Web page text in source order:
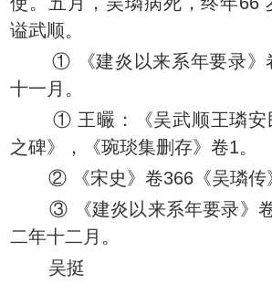
谥武顺。
① 《建炎以来系年要录》
十一月。
① 王曮：《吴武顺王璘安
之碑》，《琬琰集删存》卷1。
② 《宋史》卷366《吴璘传
③ 《建炎以来系年要录》卷
二年十二月。
吴挺